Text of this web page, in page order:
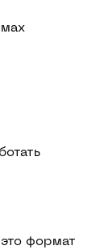
формат